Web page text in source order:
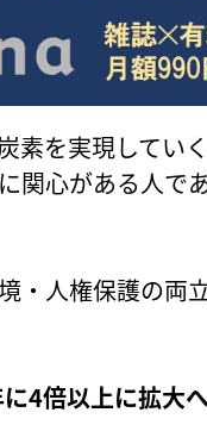
素を実現してい
関心がある人で
・人権保護の両
4倍以上に拡大へ